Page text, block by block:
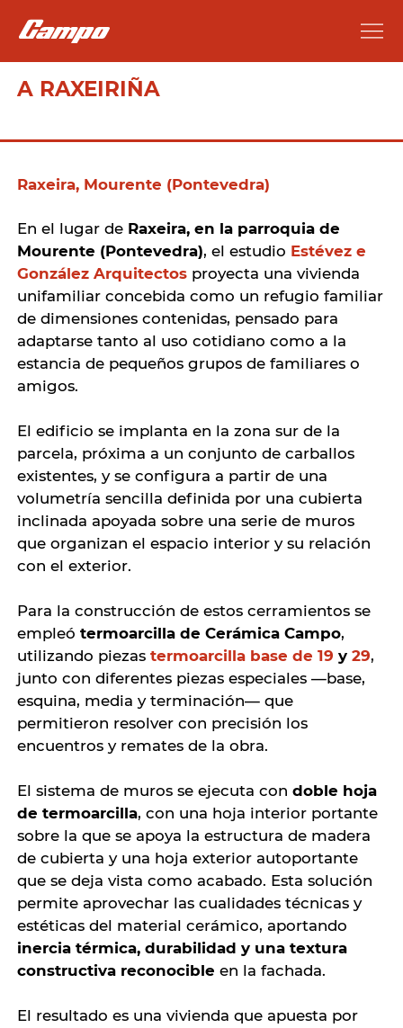
A RAXEIRIÑA
Raxeira, Mourente (Pontevedra)
En el lugar de Raxeira, en la parroquia de
Mourente (Pontevedra), el estudio Estévez e
González Arquitectosproyecta una vivienda
unifamiliar concebida como un refugio familiar
de dimensiones contenidas, pensado para
adaptarse tanto al uso cotidiano como a la
estancia de pequeños grupos de familiares o
amigos.
El edificio se implanta en la zona sur de la
parcela, próxima a un conjunto de carballos
existentes, y se configura a partir de una
volumetría sencilla definida por una cubierta
inclinada apoyada sobre una serie de muros
que organizan el espacio interior y su relación
con el exterior.
Para la construcción de estos cerramientos se
empleó termoarcilla de Cerámica Campo,
utilizando piezas termoarcilla base de 19 y 29,
junto con diferentes piezas especiales —base,
esquina, media y terminación— que
permitieron resolver con precisión los
encuentros y remates de la obra.
El sistema de muros se ejecuta con doble hoja
de termoarcilla, con una hoja interior portante
sobre la que se apoya la estructura de madera
de cubierta y una hoja exterior autoportante
que se deja vista como acabado. Esta solución
permite aprovechar las cualidades técnicas y
estéticas del material cerámico, aportando
inercia térmica, durabilidad y una textura
constructiva reconocible en la fachada.
El resultado es una vivienda que apuesta por